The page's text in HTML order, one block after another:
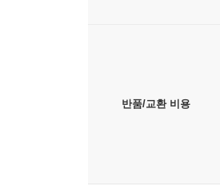
반품/교환 비용